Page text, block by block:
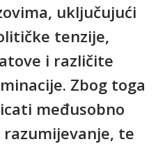
uključujući
tenzije,
i različite
Zbog toga
međusobno
te